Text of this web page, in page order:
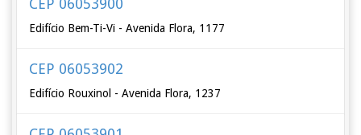
CEP 06053900
Edifício Bem-Ti-Vi - Avenida Flora, 1177
CEP 06053902
Edifício Rouxinol - Avenida Flora, 1237